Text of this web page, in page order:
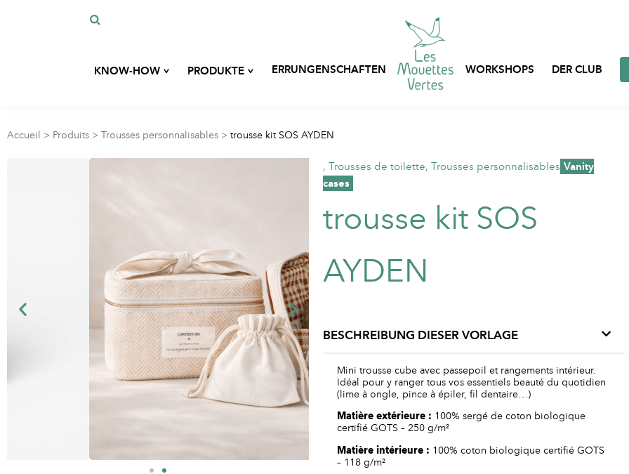
KNOW-HOW ^
Unser Fachwissen
Unsere Verpflichtungen
PRODUKTE ^
Berufskleidung
auf Lager
ERRUNGENSCHAFTEN WORKSHOPS DER CLUB
Accueil > Produits > Trousses personnalisables > trousse kit SOS AYDEN
, Trousses de toilette, Trousses personnalisables ,Vanity
cases
trousse kit SOS
AYDEN
BESCHREIBUNG DIESER VORLAGE
Mini trousse cube avec passepoil et rangements intérieur.
Idéal pour y ranger tous vos essentiels beauté du quotidien
(lime à ongle, pince à épiler, fil dentaire…)
Matière extérieure : 100% sergé de coton biologique
certifié GOTS – 250 g/m²
Matière intérieure : 100% coton biologique certifié GOTS
– 118 g/m²